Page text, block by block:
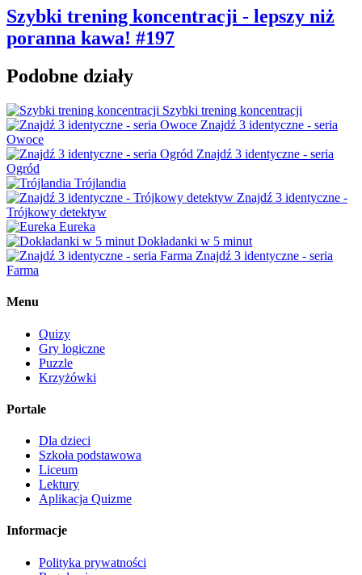
Szybki trening koncentracji - lepszy niż
poranna kawa! #197
Podobne działy
Szybki trening koncentracji
Znajdź 3 identyczne - seria
Owoce
Znajdź 3 identyczne - seria
Ogród
Trójlandia
Znajdź 3 identyczne -
Trójkowy detektyw
Eureka
Dokładanki w 5 minut
Znajdź 3 identyczne - seria
Farma
Menu
Quizy
Gry logiczne
Puzzle
Krzyżówki
Portale
Dla dzieci
Szkoła podstawowa
Liceum
Lektury
Aplikacja Quizme
Informacje
Polityka prywatności